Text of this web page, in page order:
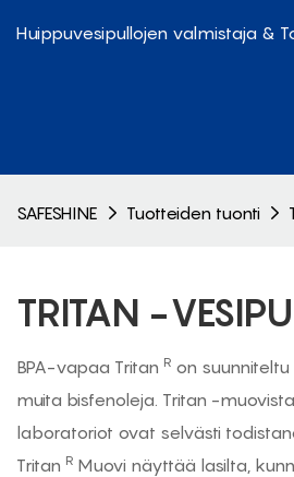
Huippuvesipullojen valmistaja &
SAFESHINE Tuotteiden tuonti
TRITAN -
BPA-vapaa Tritan R on
muita bisfenoleja. Tritan -
laboratoriot ovat selvästi
Tritan R Muovi näyttää lasilta,